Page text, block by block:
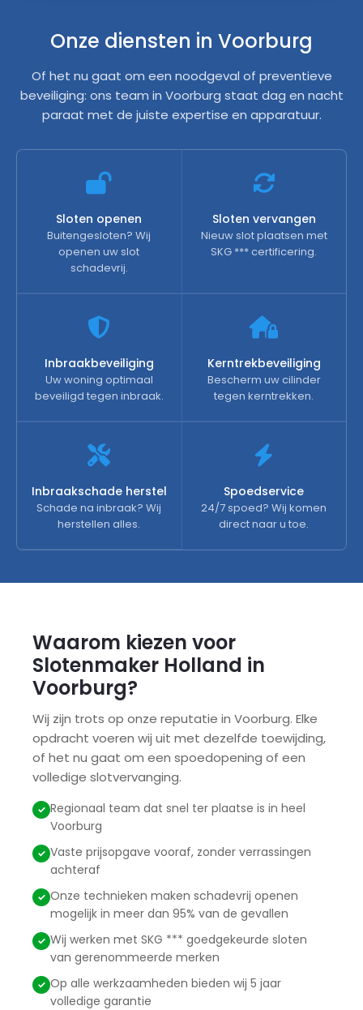
Onze diensten in Voorburg
Of het nu gaat om een noodgeval of preventieve
beveiliging: ons team in Voorburg staat dag en nacht
paraat met de juiste expertise en apparatuur.
Sloten openen
Buitengesloten? Wij
openen uw slot
schadevrij.
Sloten vervangen
Nieuw slot plaatsen met
SKG *** certificering.
Inbraakbeveiliging
Uw woning optimaal
beveiligd tegen inbraak.
Kerntrekbeveiliging
Bescherm uw cilinder
tegen kerntrekken.
Inbraakschade herstel
Schade na inbraak? Wij
herstellen alles.
Spoedservice
24/7 spoed? Wij komen
direct naar u toe.
Waarom kiezen voor
Slotenmaker Holland in
Voorburg?
Wij zijn trots op onze reputatie in Voorburg. Elke
opdracht voeren wij uit met dezelfde toewijding,
of het nu gaat om een spoedopening of een
volledige slotvervanging.
Regionaal team dat snel ter plaatse is in heel
Voorburg
Vaste prijsopgave vooraf, zonder verrassingen
achteraf
Onze technieken maken schadevrij openen
mogelijk in meer dan 95% van de gevallen
Wij werken met SKG *** goedgekeurde sloten
van gerenommeerde merken
Op alle werkzaamheden bieden wij 5 jaar
volledige garantie